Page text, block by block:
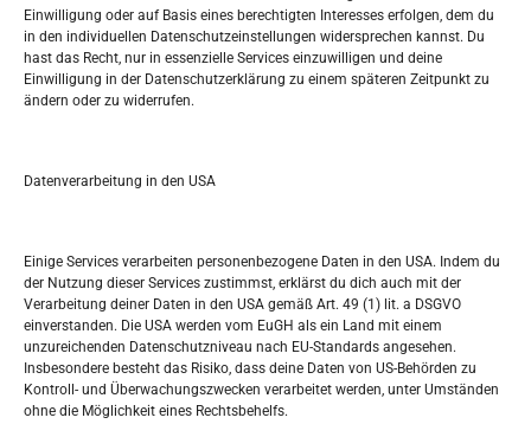
Einwilligung oder auf Basis eines berechtigten Interesses erfolgen, dem du
in den individuellen Datenschutzeinstellungen widersprechen kannst. Du
hast das Recht, nur in essenzielle Services einzuwilligen und deine
Einwilligung in der Datenschutzerklärung zu einem späteren Zeitpunkt zu
ändern oder zu widerrufen.
Datenverarbeitung in den USA
Einige Services verarbeiten personenbezogene Daten in den USA. Indem du
der Nutzung dieser Services zustimmst, erklärst du dich auch mit der
Verarbeitung deiner Daten in den USA gemäß Art. 49 (1) lit. a DSGVO
einverstanden. Die USA werden vom EuGH als ein Land mit einem
unzureichenden Datenschutzniveau nach EU-Standards angesehen.
Insbesondere besteht das Risiko, dass deine Daten von US-Behörden zu
Kontroll- und Überwachungszwecken verarbeitet werden, unter Umständen
ohne die Möglichkeit eines Rechtsbehelfs.
Pretražite stranicu:
S
e
a
h
M D M D F S S
1
3 4 5 6 7 8
10 11 12 13 14 15 16